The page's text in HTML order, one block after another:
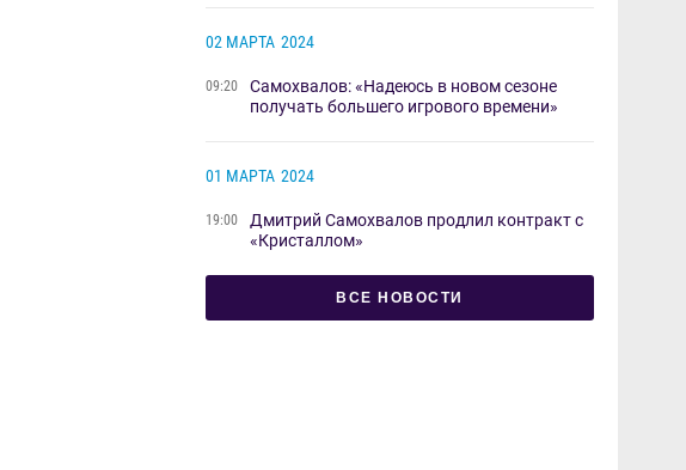
02 МАРТА 2024
09:20
Самохвалов: «Надеюсь в новом сезоне
получать большего игрового времени»
01 МАРТА 2024
19:00
Дмитрий Самохвалов продлил контракт с
«Кристаллом»
ВСЕ НОВОСТИ